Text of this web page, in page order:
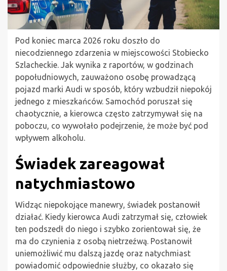
Pod koniec marca 2026 roku doszło do
niecodziennego zdarzenia w miejscowości Stobiecko
Szlacheckie. Jak wynika z raportów, w godzinach
popołudniowych, zauważono osobę prowadzącą
pojazd marki Audi w sposób, który wzbudził niepokój
jednego z mieszkańców. Samochód poruszał się
chaotycznie, a kierowca często zatrzymywał się na
poboczu, co wywołało podejrzenie, że może być pod
wpływem alkoholu.
Świadek zareagował
natychmiastowo
Widząc niepokojące manewry, świadek postanowił
działać. Kiedy kierowca Audi zatrzymał się, człowiek
ten podszedł do niego i szybko zorientował się, że
ma do czynienia z osobą nietrzeźwą. Postanowił
uniemożliwić mu dalszą jazdę oraz natychmiast
powiadomić odpowiednie służby, co okazało się